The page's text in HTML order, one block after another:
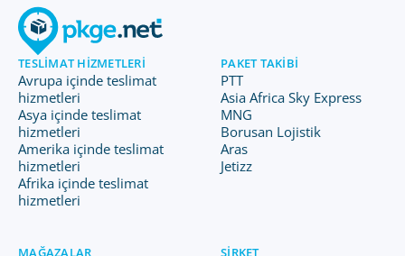
TESLIMAT HIZMETLERI
Avrupa içinde teslimat
hizmetleri
Asya içinde teslimat
hizmetleri
Amerika içinde teslimat
hizmetleri
Afrika içinde teslimat
hizmetleri
PAKET TAKIBI
PTT
Asia Africa Sky Express
MNG
Borusan Lojistik
Aras
Jetizz
MAĞAZALAR ŞIRKET